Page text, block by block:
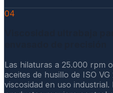
04
Las hilaturas a 25.000 rpm
aceites de husillo de ISO
viscosidad en uso industrial.